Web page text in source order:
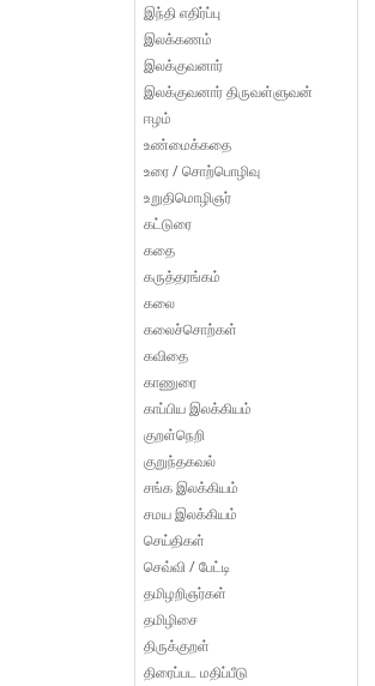
இந்தி எதிர்ப்பு
இலக்கணம்
இலக்குவனார்
இலக்குவனார் திருவள்ளுவன்
ஈழம்
உண்மைக்கதை
உரை / சொற்பொழிவு
உறுதிமொழிஞர்
கட்டுரை
கதை
கருத்தரங்கம்
கலை
கலைச்சொற்கள்
கவிதை
காணுரை
காப்பிய இலக்கியம்
குறள்நெறி
குறுந்தகவல்
சங்க இலக்கியம்
சமய இலக்கியம்
செய்திகள்
செவ்வி / பேட்டி
தமிழறிஞர்கள்
தமிழிசை
திருக்குறள்
திரைப்பட மதிப்பீடு